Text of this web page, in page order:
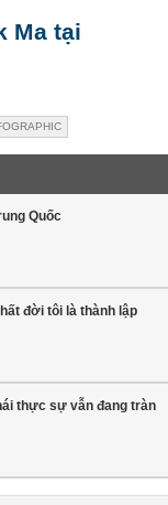
Ma tại
Quốc
đời tôi là thành lập
thực sự vẫn đang tràn